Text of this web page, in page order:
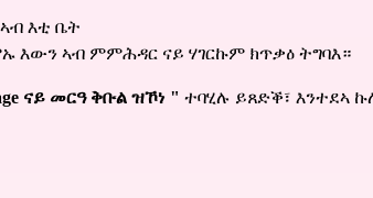
እቲ ቤት
እውን ኣብ ምምሕዳር ናይ ሃገርኩም ክጥቃዕ ትግባእ።
ናይ መርዓ ቅቡል ዝኾነ " ተባሂሉ ይጸድቕ፣ እንተደኣ